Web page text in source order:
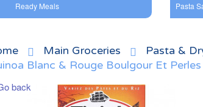
Ready Meals
Pasta
Main Groceries Pasta &
Blanc & Rouge Boulgour Et